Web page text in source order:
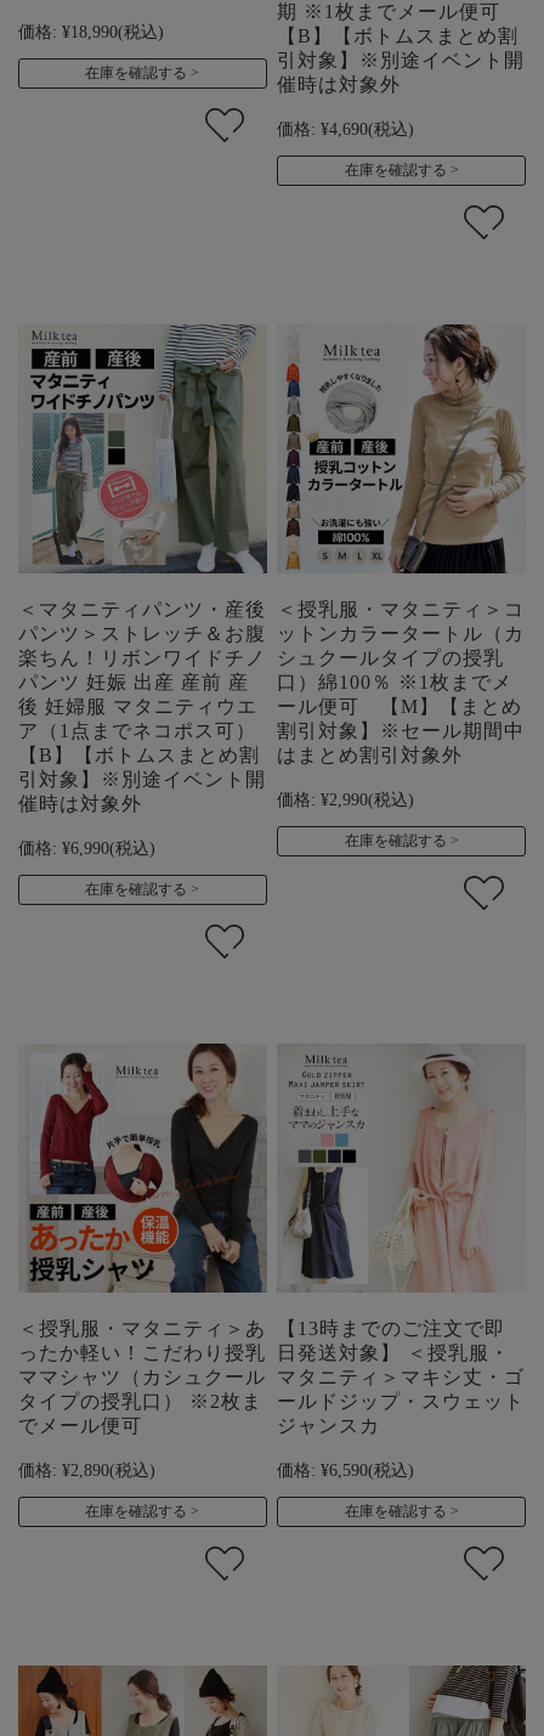
価格: ¥18,990(税込)
在庫を確認する
期 ※1枚までメール便可
【B】【ボトムスまとめ割
引対象】※別途イベント開
催時は対象外
価格: ¥4,690(税込)
在庫を確認する
＜マタニティパンツ・産後
パンツ＞ストレッチ＆お腹
楽ちん！リボンワイドチノ
パンツ 妊娠 出産 産前 産
後 妊婦服 マタニティウエ
ア（1点までネコポス可）
【B】【ボトムスまとめ割
引対象】※別途イベント開
催時は対象外
価格: ¥6,990(税込)
在庫を確認する
＜授乳服・マタニティ＞コ
ットンカラータートル（カ
シュクールタイプの授乳
口）綿100％ ※1枚までメ
ール便可 【M】【まとめ
割引対象】※セール期間中
はまとめ割引対象外
価格: ¥2,990(税込)
在庫を確認する
＜授乳服・マタニティ＞あ
ったか軽い！こだわり授乳
ママシャツ（カシュクール
タイプの授乳口） ※2枚ま
でメール便可
価格: ¥2,890(税込)
在庫を確認する
【13時までのご注文で即
日発送対象】 ＜授乳服・
マタニティ＞マキシ丈・ゴ
ールドジップ・スウェット
ジャンスカ
価格: ¥6,590(税込)
在庫を確認する